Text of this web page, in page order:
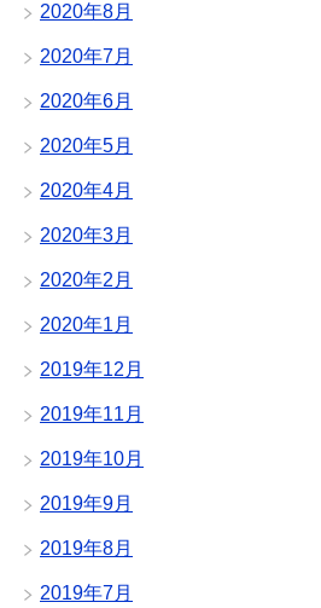
2020年8月
2020年7月
2020年6月
2020年5月
2020年4月
2020年3月
2020年2月
2020年1月
2019年12月
2019年11月
2019年10月
2019年9月
2019年8月
2019年7月